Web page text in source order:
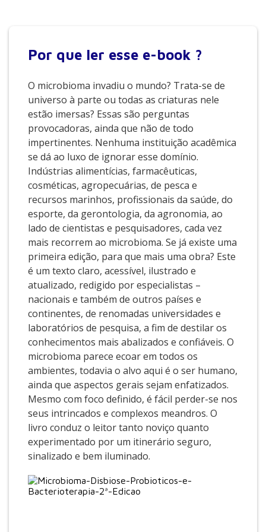
Por que ler esse e-book ?
O microbioma invadiu o mundo? Trata-se de
universo à parte ou todas as criaturas nele
estão imersas? Essas são perguntas
provocadoras, ainda que não de todo
impertinentes. Nenhuma instituição acadêmica
se dá ao luxo de ignorar esse domínio.
Indústrias alimentícias, farmacêuticas,
cosméticas, agropecuárias, de pesca e
recursos marinhos, profissionais da saúde, do
esporte, da gerontologia, da agronomia, ao
lado de cientistas e pesquisadores, cada vez
mais recorrem ao microbioma. Se já existe uma
primeira edição, para que mais uma obra? Este
é um texto claro, acessível, ilustrado e
atualizado, redigido por especialistas –
nacionais e também de outros países e
continentes, de renomadas universidades e
laboratórios de pesquisa, a fim de destilar os
conhecimentos mais abalizados e confiáveis. O
microbioma parece ecoar em todos os
ambientes, todavia o alvo aqui é o ser humano,
ainda que aspectos gerais sejam enfatizados.
Mesmo com foco definido, é fácil perder-se nos
seus intrincados e complexos meandros. O
livro conduz o leitor tanto noviço quanto
experimentado por um itinerário seguro,
sinalizado e bem iluminado.